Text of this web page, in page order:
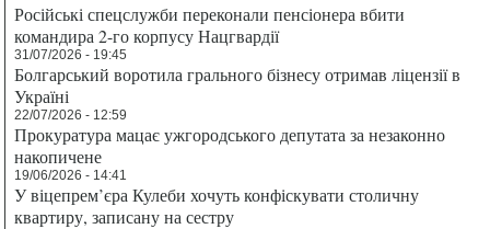
Російські спецслужби переконали пенсіонера вбити
командира 2-го корпусу Нацгвардії
31/07/2026 - 19:45
Болгарський воротила грального бізнесу отримав ліцензії в
Україні
22/07/2026 - 12:59
Прокуратура мацає ужгородського депутата за незаконно
накопичене
19/06/2026 - 14:41
У віцепрем’єра Кулеби хочуть конфіскувати столичну
квартиру, записану на сестру